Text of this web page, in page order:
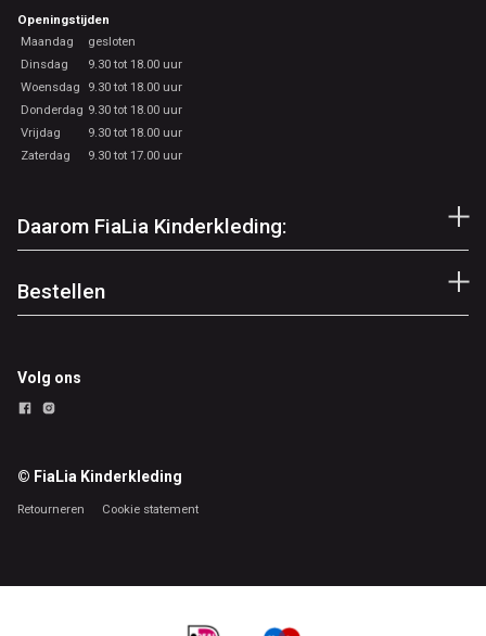
Openingstijden
Maandag
gesloten
Dinsdag
9.30 tot 18.00 uur
Woensdag
9.30 tot 18.00 uur
Donderdag 9.30 tot 18.00 uur
Vrijdag
9.30 tot 18.00 uur
Zaterdag
9.30 tot 17.00 uur
Daarom FiaLia Kinderkleding:
Bestellen
Volg ons
© FiaLia Kinderkleding
Retourneren Cookie statement